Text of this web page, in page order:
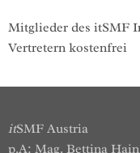
Mitglieder des itSMF
Vertretern kostenfrei
itSMF Austria
p.A: Mag. Bettina